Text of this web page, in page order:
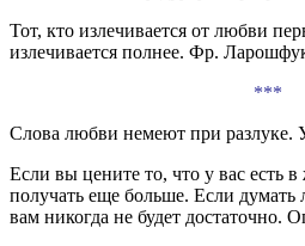
Тот, кто излечивается от любви
излечивается полнее. Фр.
***
Слова любви немеют при разлуке.
Если вы цените то, что у вас есть
получать еще больше. Если думать
вам никогда не будет достаточно.